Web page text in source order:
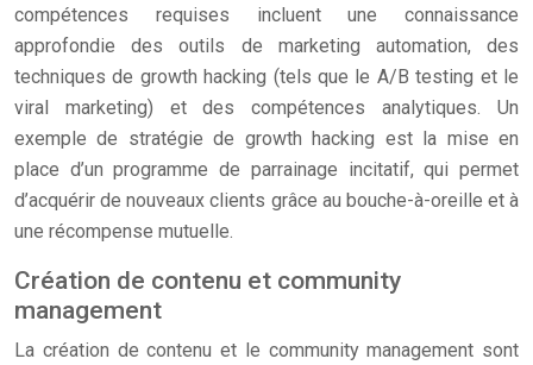
compétences requises incluent une connaissance
approfondie des outils de marketing automation, des
techniques de growth hacking (tels que le A/B testing et le
viral marketing) et des compétences analytiques. Un
exemple de stratégie de growth hacking est la mise en
place d’un programme de parrainage incitatif, qui permet
d’acquérir de nouveaux clients grâce au bouche-à-oreille et à
une récompense mutuelle.
Création de contenu et community
management
La création de contenu et le community management sont